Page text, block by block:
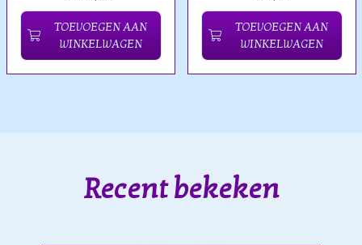
TOEVOEGEN AAN
WINKELWAGEN
TOEVOEGEN AAN
WINKELWAGEN
Recent bekeken